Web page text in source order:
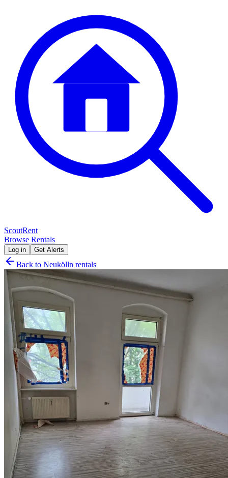
ScoutRent
Browse Rentals
Log in Get Alerts
Back to Neukölln rentals